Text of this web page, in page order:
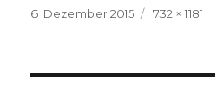
Veröffentlicht
6. Dezember 2015
Volle
732 × 1181